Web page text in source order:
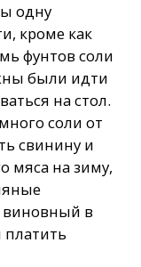
одну
кроме как
фунтов соли
были идти
на стол.
соли от
свинину и
мяса на зиму,
виновный в